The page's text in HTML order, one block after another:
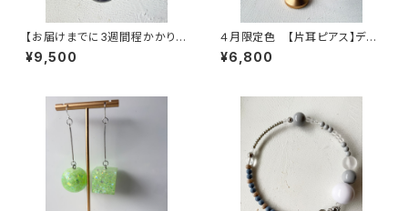
【お届けまでに3週間程かかりま
す】デカマルクリアバブルネック
レス【濃紺】
¥9,500
４月限定色 【片耳ピアス】デカ
マル デカシカクピアス （淡い
オレンジピンク）
¥6,800